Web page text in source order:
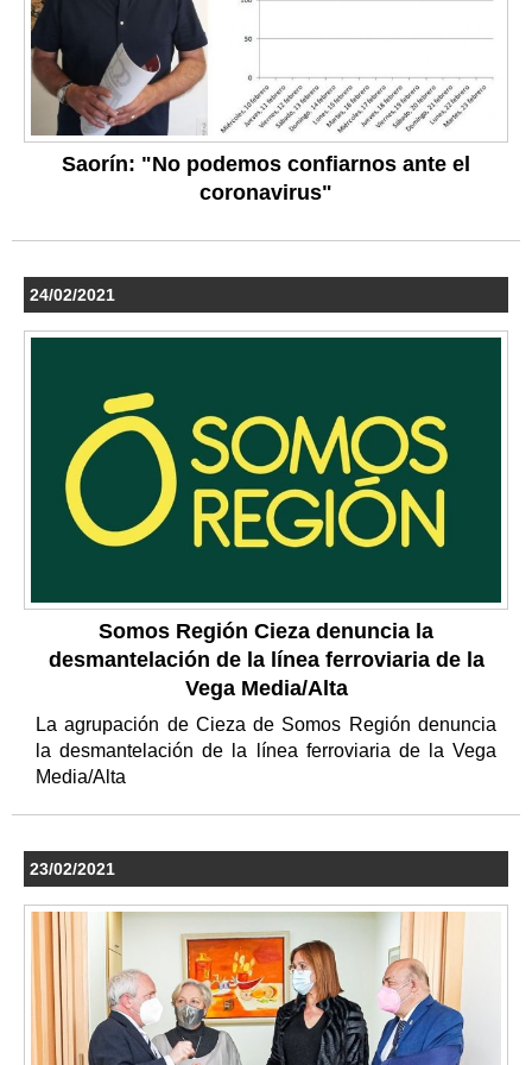
Saorín: "No podemos confiarnos ante el
coronavirus"
24/02/2021
Somos Región Cieza denuncia la
desmantelación de la línea ferroviaria de la
Vega Media/Alta
La agrupación de Cieza de Somos Región denuncia
la desmantelación de la línea ferroviaria de la Vega
Media/Alta
23/02/2021